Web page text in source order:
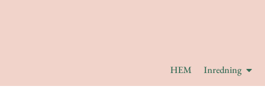
HEM Inredning